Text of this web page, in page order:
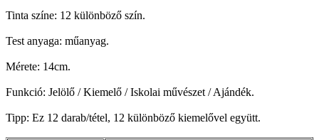
Tinta színe: 12 különböző szín.
Test anyaga: műanyag.
Mérete: 14cm.
Funkció: Jelölő / Kiemelő / Iskolai művészet / Ajándék.
Tipp: Ez 12 darab/tétel, 12 különböző kiemelővel együtt.